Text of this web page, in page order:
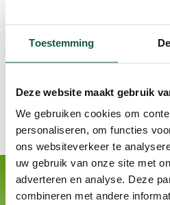
Toestemming
Deze website maakt gebruik
We gebruiken cookies om
personaliseren, om functies
ons websiteverkeer te
uw gebruik van onze site met
adverteren en analyse. Deze
combineren met andere